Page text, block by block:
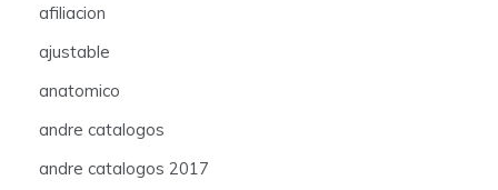
afiliacion
ajustable
anatomico
andre catalogos
andre catalogos 2017